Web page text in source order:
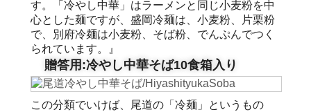
す。「冷やし中華」はラーメンと同じ小麦粉を中
心とした麺ですが、盛岡冷麺は、小麦粉、片栗粉
で、別府冷麺は小麦粉、そば粉、でんぷんでつく
られています。』
贈答用:冷やし中華そば10食箱入り
この分類でいけば、尾道の「冷麺」というもの